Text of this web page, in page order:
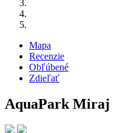
Mapa
Recenzie
Obľúbené
Zdieľať
AquaPark Miraj